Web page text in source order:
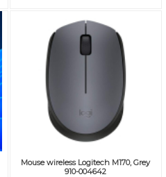
Mouse wireless Logitech M170, Grey
910-004642